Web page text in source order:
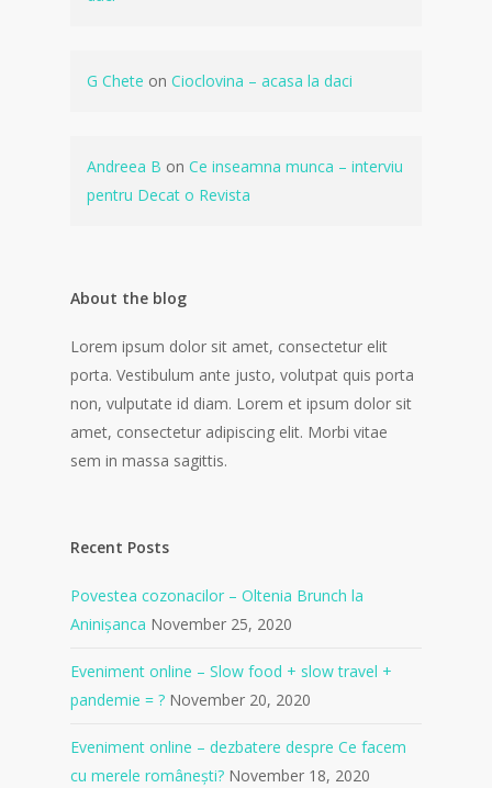
G Chete on Cioclovina – acasa la daci
Andreea B on Ce inseamna munca – interviu
pentru Decat o Revista
About the blog
Lorem ipsum dolor sit amet, consectetur elit
porta. Vestibulum ante justo, volutpat quis porta
non, vulputate id diam. Lorem et ipsum dolor sit
amet, consectetur adipiscing elit. Morbi vitae
sem in massa sagittis.
Recent Posts
Povestea cozonacilor – Oltenia Brunch la
Aninișanca November 25, 2020
Eveniment online – Slow food + slow travel +
pandemie = ? November 20, 2020
Eveniment online – dezbatere despre Ce facem
cu merele românești? November 18, 2020